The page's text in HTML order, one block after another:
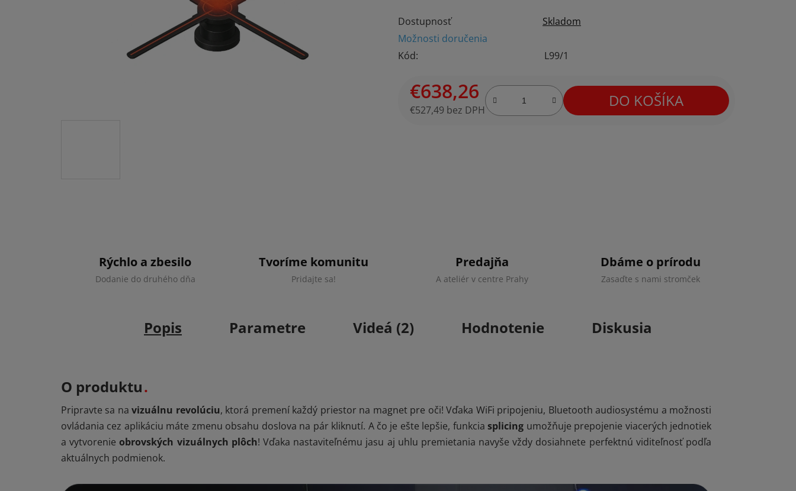
produktu
je
0,0
hviezdičiek.
Dostupnosť
Skladom
Možnosti doručenia
Kód:
L99/1
€638,26
€527,49 bez DPH
DO KOŠÍKA
Rýchlo a zbesilo
Dodanie do druhého dňa
Tvoríme komunitu
Pridajte sa!
Predajňa
A ateliér v centre Prahy
Dbáme o prírodu
Zasaďte s nami stromček
Popis Parametre Videá (2) Hodnotenie Diskusia
O produktu
Pripravte sa navizuálnu revolúciu, ktorá premení každý priestor na magnet pre oči! Vďaka WiFi pripojeniu, Bluetooth audiosystému a možnosti
ovládania cez aplikáciu máte zmenu obsahu doslova na pár kliknutí. A čo je ešte lepšie, funkciasplicing umožňuje prepojenie viacerých jednotiek
a vytvorenieobrovských vizuálnych plôch! Vďaka nastaviteľnému jasu aj uhlu premietania navyše vždy dosiahnete perfektnú viditeľnosť podľa
aktuálnych podmienok.